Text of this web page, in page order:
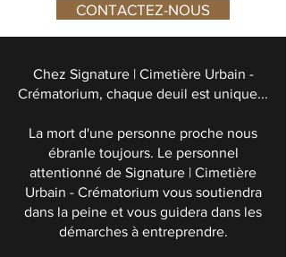
CONTACTEZ-NOUS
Chez Signature | Cimetière Urbain -
Crématorium, chaque deuil est unique...
La mort d'une personne proche nous
ébranle toujours. Le personnel
attentionné de Signature | Cimetière
Urbain - Crématorium vous soutiendra
dans la peine et vous guidera dans les
démarches à entreprendre.